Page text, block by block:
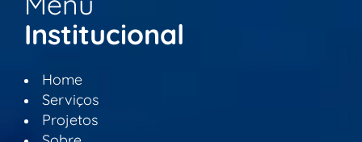
Institucional
Home
Serviços
Projetos